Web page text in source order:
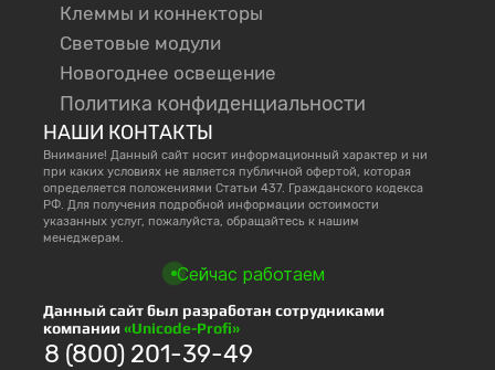
Клеммы и коннекторы
Световые модули
Новогоднее освещение
Политика конфиденциальности
НАШИ КОНТАКТЫ
Внимание! Данный сайт носит информационный характер и ни
при каких условиях не является публичной офертой, которая
определяется положениями Статьи 437. Гражданского кодекса
РФ. Для получения подробной информации остоимости
указанных услуг, пожалуйста, обращайтесь к нашим
менеджерам.
Сейчас работаем
Данный сайт был разработан сотрудниками
компании «Unicode-Profi»
8 (800) 201-39-49